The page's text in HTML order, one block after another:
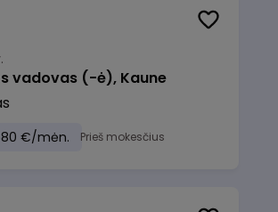
vadovas (-ė), Kaune
€/mėn. Prieš mokesčius